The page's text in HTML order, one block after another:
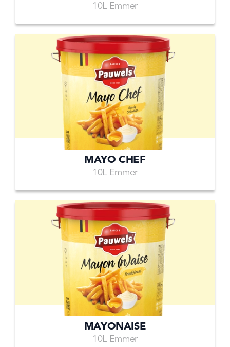
10L Emmer
MAYO CHEF
10L Emmer
MAYONAISE
10L Emmer